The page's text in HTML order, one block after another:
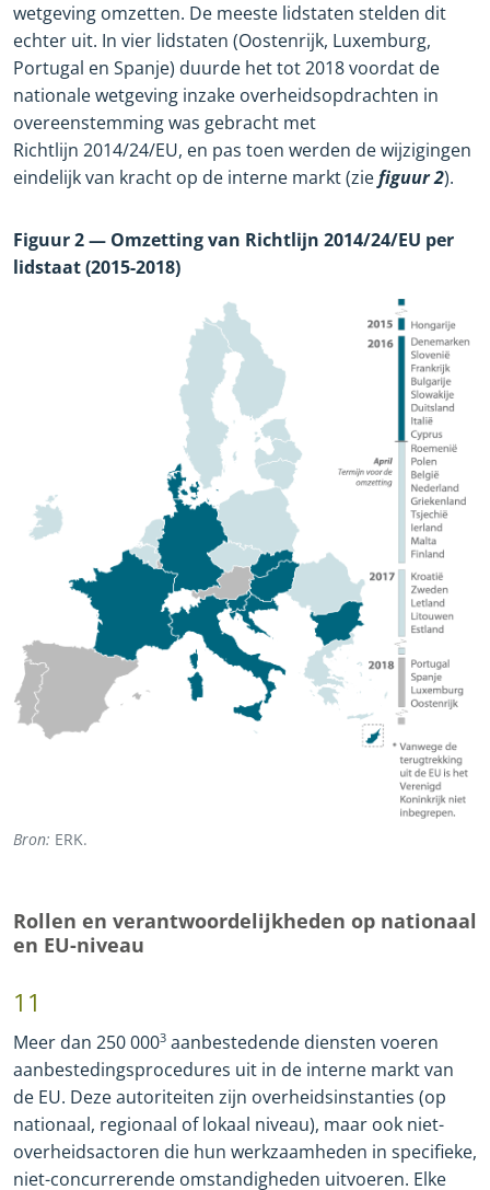
wetgeving omzetten. De meeste lidstaten stelden dit
echter uit. In vier lidstaten (Oostenrijk, Luxemburg,
Portugal en Spanje) duurde het tot 2018 voordat de
nationale wetgeving inzake overheidsopdrachten in
overeenstemming was gebracht met
Richtlijn 2014/24/EU, en pas toen werden de wijzigingen
eindelijk van kracht op de interne markt (ziefiguur 2).
Figuur 2 — Omzetting van Richtlijn 2014/24/EU per
lidstaat (2015-2018)
Bron: ERK.
Rollen en verantwoordelijkheden op nationaal
en EU-niveau
11
Meer dan 250 0003 aanbestedende diensten voeren
aanbestedingsprocedures uit in de interne markt van
de EU. Deze autoriteiten zijn overheidsinstanties (op
nationaal, regionaal of lokaal niveau), maar ook niet-
overheidsactoren die hun werkzaamheden in specifieke,
niet-concurrerende omstandigheden uitvoeren. Elke